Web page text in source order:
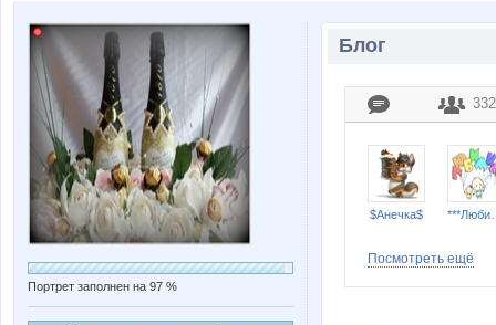
Портрет заполнен на 97 %
Блог
332
$Анечка$
Посмотреть ещё